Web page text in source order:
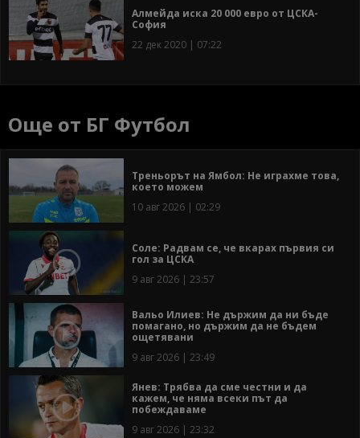
Алмейда иска 20 000 евро от ЦСКА-
София
22 дек 2020 | 07:22
Още от БГ Футбол
Треньорът на Ямбол: Не играхме това,
което можем
10 авг 2026 | 02:29
Соле: Радвам се, че вкарах първия си
гол за ЦСКА
9 авг 2026 | 23:57
Вальо Илиев: Не държим да ни бъде
помагано, но държим да не бъдем
ощетявани
9 авг 2026 | 23:49
Янев: Трябва да сме честни и да
кажем, че няма всеки път да
побеждаваме
9 авг 2026 | 23:32